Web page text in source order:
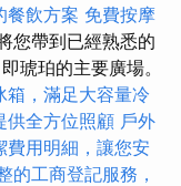
餐飲方案 免費按摩
您帶到已經熟悉的
琥珀的主要廣場。
箱，滿足大容量冷
供全方位照顧 戶外
費用明細，讓您安
的工商登記服務，